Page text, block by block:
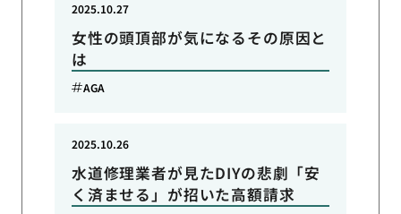
女性の頭頂部が気になるその原因と
は
2025.10.27
AGA
水道修理業者が見たDIYの悲劇「安
く済ませる」が招いた高額請求
2025.10.26